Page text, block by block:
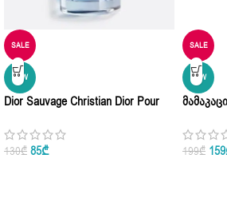
SALE
NEW
Dior Sauvage Christian Dior Pour
• 100ml
130₾ 85₾
SALE
NEW
199₾ 159